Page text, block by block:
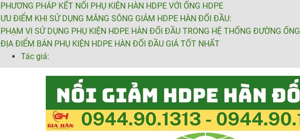
PHƯƠNG PHÁP KẾT NỐI PHỤ KIỆN HÀN HDPE VỚI ỐNG HDPE
ƯU ĐIỂM KHI SỬ DỤNG MĂNG SÔNG GIẢM HDPE HÀN ĐỐI ĐẦU:
PHẠM VI SỬ DỤNG PHỤ KIỆN HDPE HÀN ĐỐI ĐẦU TRONG HỆ THỐNG ĐƯỜNG ỐNG
ĐỊA ĐIỂM BÁN PHỤ KIỆN HDPE HÀN ĐỐI ĐẦU GIÁ TỐT NHẤT
Tác giả: